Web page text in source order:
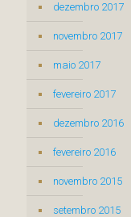
dezembro 2017
novembro 2017
maio 2017
fevereiro 2017
dezembro 2016
fevereiro 2016
novembro 2015
setembro 2015